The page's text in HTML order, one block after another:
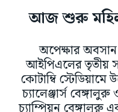
আজ শুরু
অপেক্ষার
আইপিএলের তৃতীয়
কোটাম্বি স্টেডিয়ামে
চ্যালেঞ্জার্স